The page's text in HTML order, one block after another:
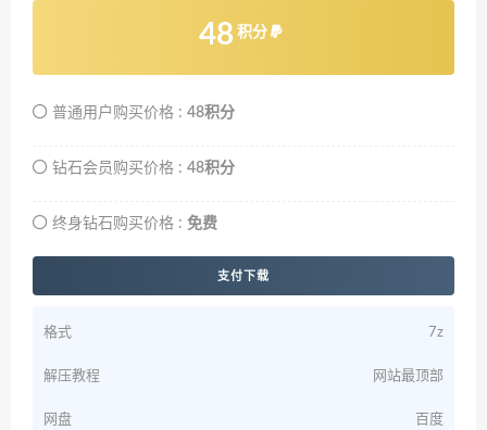
48 积分
普通用户购买价格 : 48积分
钻石会员购买价格 : 48积分
终身钻石购买价格 : 免费
支付下载
格式 7z
解压教程 网站最顶部
网盘 百度